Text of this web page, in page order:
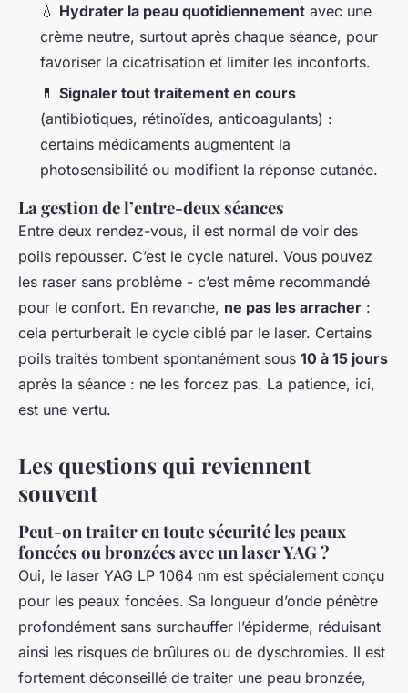
💧 Hydrater la peau quotidiennement avec une
crème neutre, surtout après chaque séance, pour
favoriser la cicatrisation et limiter les inconforts.
💊 Signaler tout traitement en cours
(antibiotiques, rétinoïdes, anticoagulants) :
certains médicaments augmentent la
photosensibilité ou modifient la réponse cutanée.
La gestion de l’entre-deux séances
Entre deux rendez-vous, il est normal de voir des
poils repousser. C’est le cycle naturel. Vous pouvez
les raser sans problème - c’est même recommandé
pour le confort. En revanche, ne pas les arracher :
cela perturberait le cycle ciblé par le laser. Certains
poils traités tombent spontanément sous 10 à 15 jours
après la séance : ne les forcez pas. La patience, ici,
est une vertu.
Les questions qui reviennent
souvent
Peut-on traiter en toute sécurité les peaux
foncées ou bronzées avec un laser YAG ?
Oui, le laser YAG LP 1064 nm est spécialement conçu
pour les peaux foncées. Sa longueur d’onde pénètre
profondément sans surchauffer l’épiderme, réduisant
ainsi les risques de brûlures ou de dyschromies. Il est
fortement déconseillé de traiter une peau bronzée,